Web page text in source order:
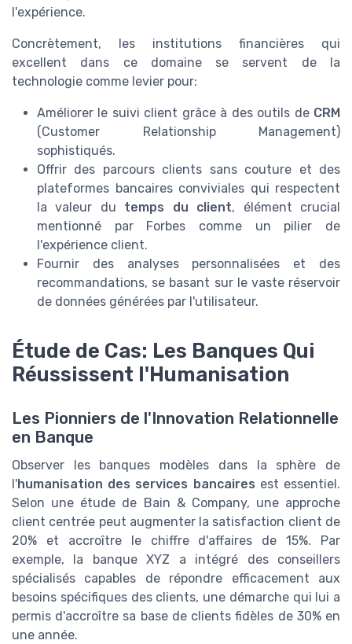
l'expérience.
Concrètement, les institutions financières qui
excellent dans ce domaine se servent de la
technologie comme levier pour:
Améliorer le suivi client grâce à des outils de CRM
(Customer Relationship Management)
sophistiqués.
Offrir des parcours clients sans couture et des
plateformes bancaires conviviales qui respectent
la valeur du temps du client, élément crucial
mentionné par Forbes comme un pilier de
l'expérience client.
Fournir des analyses personnalisées et des
recommandations, se basant sur le vaste réservoir
de données générées par l'utilisateur.
Étude de Cas: Les Banques Qui
Réussissent l'Humanisation
Les Pionniers de l'Innovation Relationnelle
en Banque
Observer les banques modèles dans la sphère de
l'humanisation des services bancaires est essentiel.
Selon une étude de Bain & Company, une approche
client centrée peut augmenter la satisfaction client de
20% et accroître le chiffre d'affaires de 15%. Par
exemple, la banque XYZ a intégré des conseillers
spécialisés capables de répondre efficacement aux
besoins spécifiques des clients, une démarche qui lui a
permis d'accroître sa base de clients fidèles de 30% en
une année.